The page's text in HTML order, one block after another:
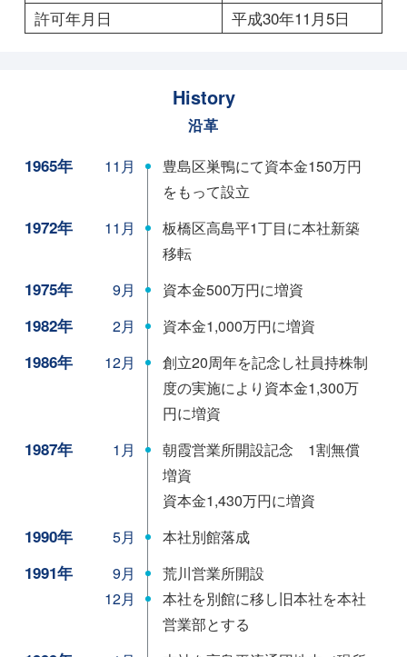
許可年月日
平成30年11月5日
History
沿革
1965年 11月
豊島区巣鴨にて資本金150万円
をもって設立
1972年 11月
板橋区高島平1丁目に本社新築
移転
1975年 9月 資本金500万円に増資
1982年 2月 資本金1,000万円に増資
1986年 12月
創立20周年を記念し社員持株制
度の実施により資本金1,300万
円に増資
1987年 1月
朝霞営業所開設記念 1割無償
増資
資本金1,430万円に増資
1990年 5月 本社別館落成
1991年 9月
荒川営業所開設
12月
本社を別館に移し旧本社を本社
営業部とする